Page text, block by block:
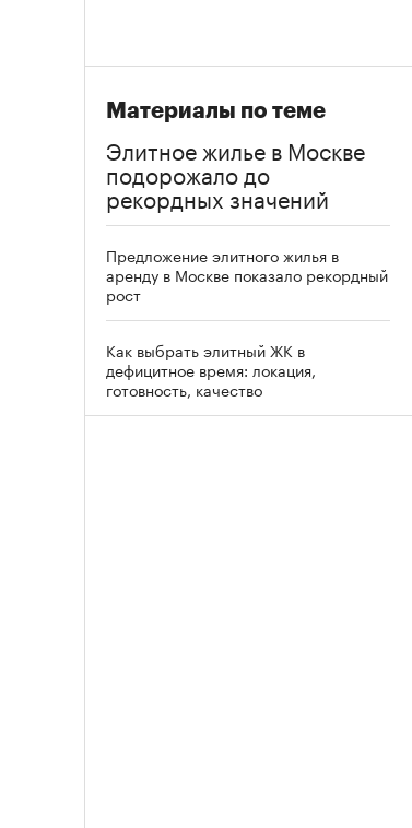
Материалы по теме
Элитное жилье в Москве
подорожало до
рекордных значений
Предложение элитного жилья в
аренду в Москве показало рекордный
рост
Как выбрать элитный ЖК в
дефицитное время: локация,
готовность, качество